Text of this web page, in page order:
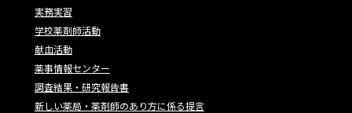
実務実習
学校薬剤師活動
献血活動
薬事情報センター
調査結果・研究報告書
新しい薬局・薬剤師のあり方に係る提言